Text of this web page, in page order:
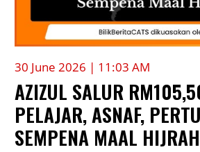
30 June 2026 | 11:03 AM
AZIZUL SALUR
PELAJAR, ASNAF,
SEMPENA MAAL HIJRAH